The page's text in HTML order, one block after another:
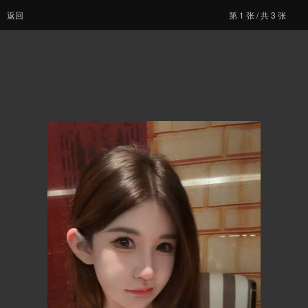
返回 第 1 张 / 共 3 张